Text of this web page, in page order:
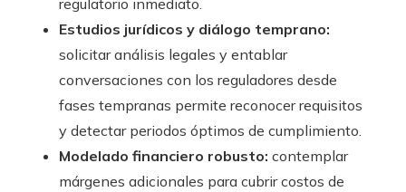
regulatorio inmediato.
Estudios jurídicos y diálogo temprano:
solicitar análisis legales y entablar
conversaciones con los reguladores desde
fases tempranas permite reconocer requisitos
y detectar periodos óptimos de cumplimiento.
Modelado financiero robusto: contemplar
márgenes adicionales para cubrir costos de